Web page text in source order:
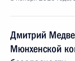
Дмитрий
Мюнхенской